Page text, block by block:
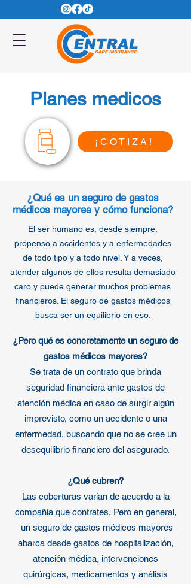
Planes medicos
¡COTIZA!
¿Qué es un seguro de gastos
médicos mayores y cómo funciona?
El ser humano es, desde siempre,
propenso a accidentes y a enfermedades
de todo tipo y a todo nivel. Y a veces,
atender algunos de ellos resulta demasiado
caro y puede generar muchos problemas
financieros. El seguro de gastos médicos
busca ser un equilibrio en eso.
¿Pero qué es concretamente un seguro de
gastos médicos mayores?
Se trata de un contrato que brinda
seguridad financiera ante gastos de
atención médica en caso de surgir algún
imprevisto, como un accidente o una
enfermedad, buscando que no se cree un
desequilibrio financiero del asegurado.
¿Qué cubren?
Las coberturas varían de acuerdo a la
compañía que contrates. Pero en general,
un seguro de gastos médicos mayores
abarca desde gastos de hospitalización,
atención médica, intervenciones
quirúrgicas, medicamentos y análisis